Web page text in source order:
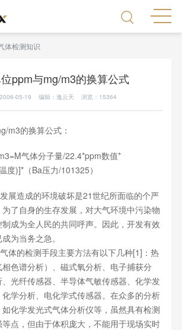
体检测知识
ppm与mg/m3的换算公式
2006-05-19 编辑：逸云天 浏览： 15364
m3的换算公式：
气体分子量/22.4*ppm数值*
度)]*（Ba压力/101325）
造成的环境破坏是21世纪所面临的个严
了自身的生存发展，对大气环境中污染物
成为全人民的共同呼声。因此，开发有效
为当务之急。
的检测手段主要方法有以下几种[1]：热
色谱分析）、磁式氧分析、电子捕获分
光纤传感器、半导体气敏传感器、化学发
学分析、电化学式传感器。在众多的分析
化学发光式气体分析仪等，虽然具有检测
点，但由于体积庞大，不能用于现场实时